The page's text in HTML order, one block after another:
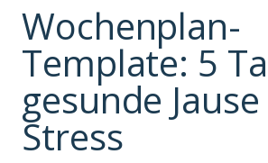
Wochenplan-
Template: 5
gesunde
Stress